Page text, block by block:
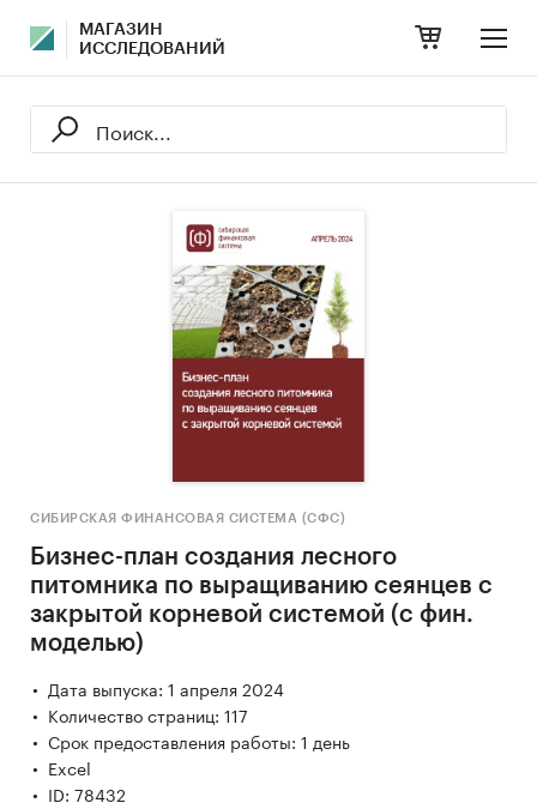
МАГАЗИН
ИССЛЕДОВАНИЙ
СИБИРСКАЯ ФИНАНСОВАЯ СИСТЕМА (СФС)
Бизнес-план создания лесного
питомника по выращиванию сеянцев с
закрытой корневой системой (с фин.
моделью)
Дата выпуска: 1 апреля 2024
Количество страниц: 117
Срок предоставления работы: 1 день
Excel
ID: 78432